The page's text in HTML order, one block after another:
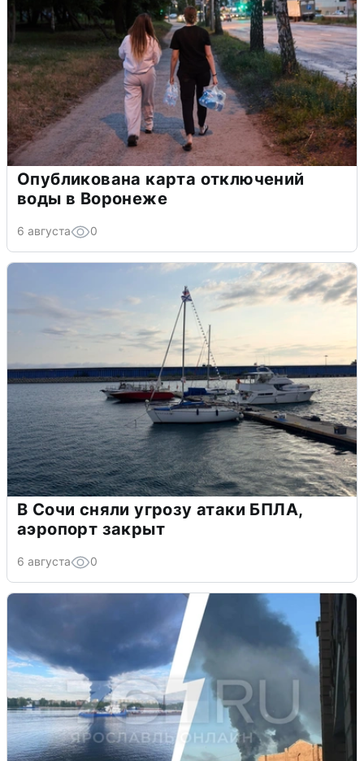
Опубликована карта отключений
воды в Воронеже
6 августа 0
В Сочи сняли угрозу атаки БПЛА,
аэропорт закрыт
6 августа 0